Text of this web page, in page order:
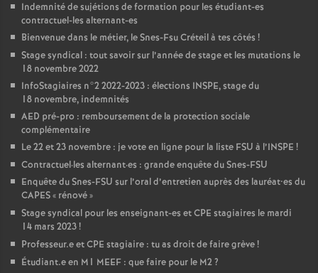
Indemnité de sujétions de formation pour les étudiant-es
contractuel-les alternant-es
Bienvenue dans le métier, le Snes-Fsu Créteil à tes côtés !
Stage syndical : tout savoir sur l’année de stage et les mutations le
18 novembre 2022
InfoStagiaires n°2 2022-2023 : élections INSPE, stage du
18 novembre, indemnités
AED pré-pro : remboursement de la protection sociale
complémentaire
Le 22 et 23 novembre : je vote en ligne pour la liste FSU à l’INSPE !
Contractuel·les alternant·es : grande enquête du Snes-FSU
Enquête du Snes-FSU sur l’oral d’entretien auprès des lauréat•es du
CAPES« rénové»
Stage syndical pour les enseignant-es etCPE stagiaires le mardi
14 mars 2023!
Professeur.e etCPE stagiaire : tu as droit de faire grève!
Étudiant.e en M1 MEEF : que faire pour le M2?